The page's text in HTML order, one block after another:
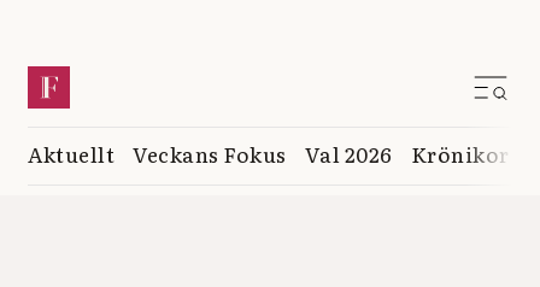
Aktuellt Veckans Fokus Val 2026 Krönikor